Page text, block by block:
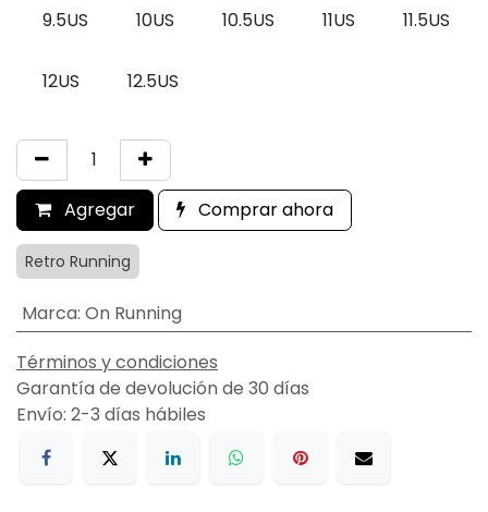
9.5US 10US 10.5US 11US 11.5US
12US 12.5US
Agregar Comprar ahora
Retro Running
Marca: On Running
Términos y condiciones
Garantía de devolución de 30 días
Envío: 2-3 días hábiles